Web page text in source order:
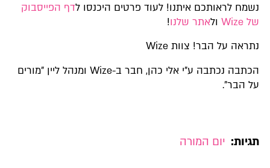
נשמח לראותכם איתנו! לעוד פרטים היכנסו לדף הפייסבוק
של Wize
ולאתר שלנו!
נתראה על הבר! צוות Wize
הכתבה נכתבה ע"י אלי כהן, חבר ב-Wize ומנהל ליין "מורים
על הבר".
תגיות: יום המורה